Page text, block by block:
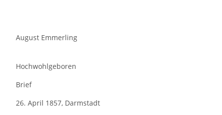
August Emmerling
Hochwohlgeboren
Brief
26. April 1857, Darmstadt